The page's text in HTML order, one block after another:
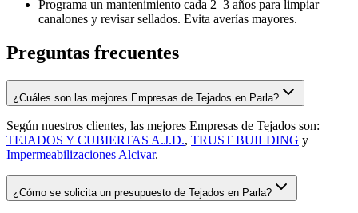
Programa un mantenimiento cada 2–3 años para limpiar
canalones y revisar sellados. Evita averías mayores.
Preguntas frecuentes
¿Cuáles son las mejores Empresas de Tejados en Parla?
Según nuestros clientes, las mejores Empresas de Tejados son:
TEJADOS Y CUBIERTAS A.J.D., TRUST BUILDING y
Impermeabilizaciones Alcivar.
¿Cómo se solicita un presupuesto de Tejados en Parla?